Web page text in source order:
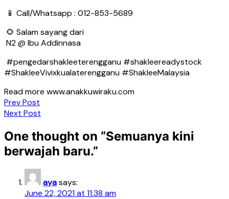
📱 Call/Whatsapp : 012-853-5689
🌻 Salam sayang dari
N2 @ Ibu Addinnasa
#pengedarshakleeterengganu #shakleereadystock
#ShakleeVivixkualaterengganu #ShakleeMalaysia
Read more www.anakkuwiraku.com
Post
navigation
Prev Post
Next Post
One thought on “Semuanya kini
berwajah baru.”
ayasays:
June 22, 2021 at 11:38 am